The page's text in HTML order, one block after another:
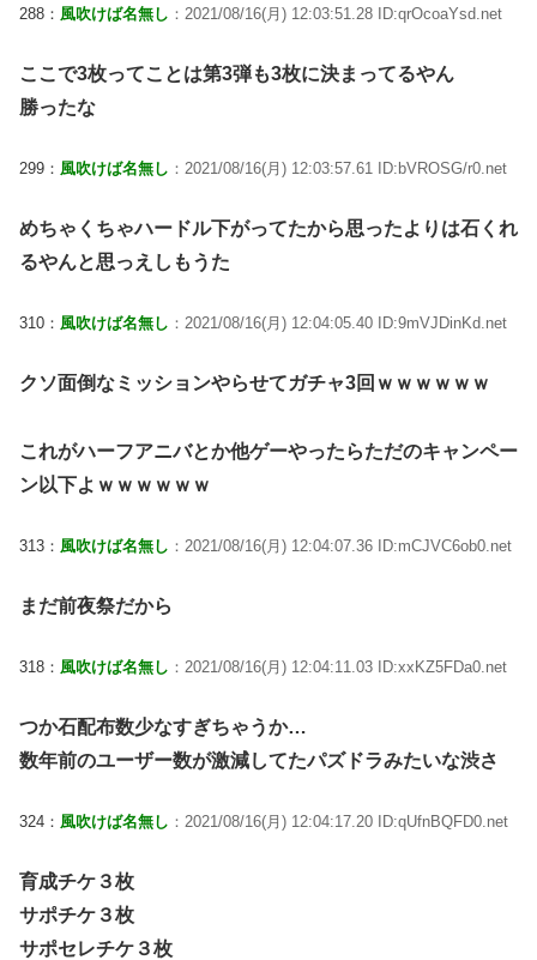
288： 風吹けば名無し ：2021/08/16(月) 12:03:51.28 ID:qrOcoaYsd.net
ここで3枚ってことは第3弾も3枚に決まってるやん
勝ったな
299： 風吹けば名無し ：2021/08/16(月) 12:03:57.61 ID:bVROSG/r0.net
めちゃくちゃハードル下がってたから思ったよりは石くれ
るやんと思っえしもうた
310： 風吹けば名無し ：2021/08/16(月) 12:04:05.40 ID:9mVJDinKd.net
クソ面倒なミッションやらせてガチャ3回ｗｗｗｗｗｗ
これがハーフアニバとか他ゲーやったらただのキャンペー
ン以下よｗｗｗｗｗｗ
313： 風吹けば名無し ：2021/08/16(月) 12:04:07.36 ID:mCJVC6ob0.net
まだ前夜祭だから
318： 風吹けば名無し ：2021/08/16(月) 12:04:11.03 ID:xxKZ5FDa0.net
つか石配布数少なすぎちゃうか…
数年前のユーザー数が激減してたパズドラみたいな渋さ
324： 風吹けば名無し ：2021/08/16(月) 12:04:17.20 ID:qUfnBQFD0.net
育成チケ３枚
サポチケ３枚
サポセレチケ３枚